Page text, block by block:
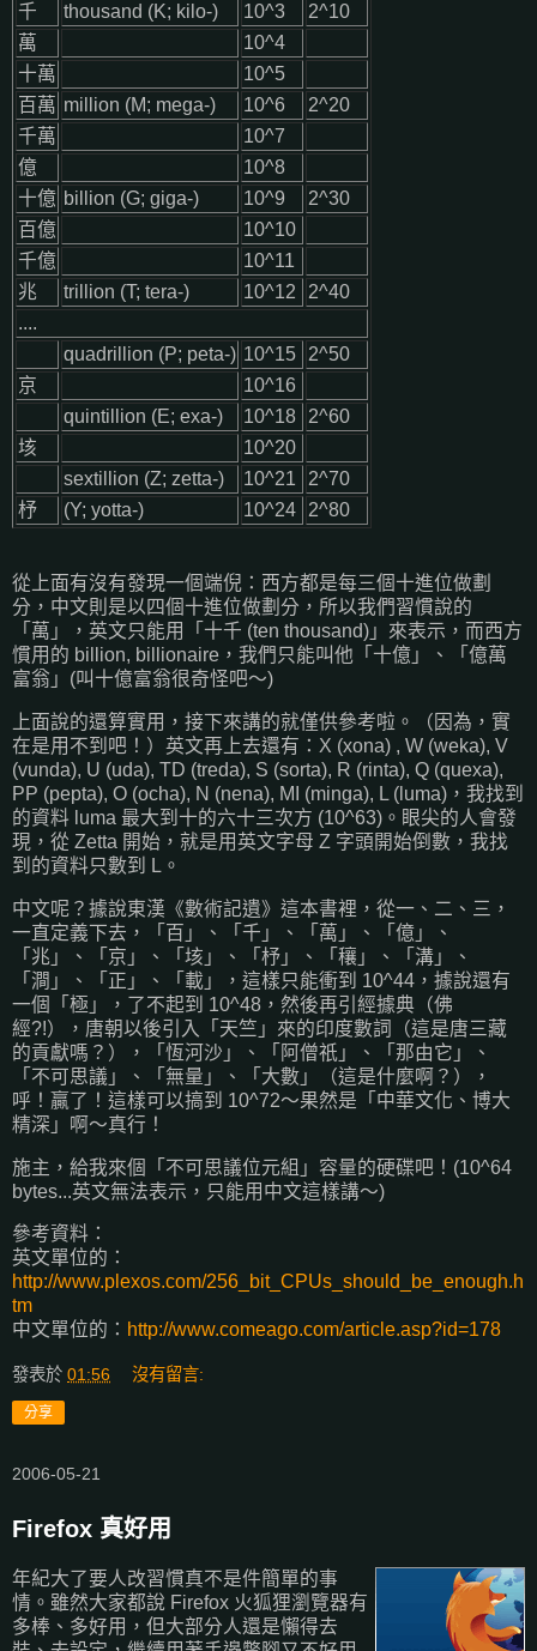
千
thousand (K; kilo-) 10^3
2^10
萬
10^4
十萬
10^5
百萬 million (M; mega-) 10^6
2^20
千萬
10^7
億
10^8
十億 billion (G; giga-) 10^9
2^30
百億
10^10
千億
10^11
兆
trillion (T; tera-) 10^12
2^40
....
quadrillion (P; peta-) 10^15
2^50
京
10^16
quintillion (E; exa-)
10^18
2^60
垓
10^20
sextillion (Z; zetta-)
10^21
2^70
杼
(Y; yotta-) 10^24 2^80
從上面有沒有發現一個端倪：西方都是每三個十進位做劃
分，中文則是以四個十進位做劃分，所以我們習慣說的
「萬」，英文只能用「十千 (ten thousand)」來表示，而西方
慣用的 billion, billionaire，我們只能叫他「十億」、「億萬
富翁」(叫十億富翁很奇怪吧～)
上面說的還算實用，接下來講的就僅供參考啦。（因為，實
在是用不到吧！）英文再上去還有：X (xona) , W (weka), V
(vunda), U (uda), TD (treda), S (sorta), R (rinta), Q (quexa),
PP (pepta), O (ocha), N (nena), MI (minga), L (luma)，我找到
的資料 luma 最大到十的六十三次方 (10^63)。眼尖的人會發
現，從 Zetta 開始，就是用英文字母 Z 字頭開始倒數，我找
到的資料只數到 L。
中文呢？據說東漢《數術記遺》這本書裡，從一、二、三，
一直定義下去，「百」、「千」、「萬」、「億」、
「兆」、「京」、「垓」、「杼」、「穰」、「溝」、
「澗」、「正」、「載」，這樣只能衝到 10^44，據說還有
一個「極」，了不起到 10^48，然後再引經據典（佛
經?!），唐朝以後引入「天竺」來的印度數詞（這是唐三藏
的貢獻嗎？），「恆河沙」、「阿僧祇」、「那由它」、
「不可思議」、「無量」、「大數」（這是什麼啊？），
呼！贏了！這樣可以搞到 10^72～果然是「中華文化、博大
精深」啊～真行！
施主，給我來個「不可思議位元組」容量的硬碟吧！(10^64
bytes...英文無法表示，只能用中文這樣講～)
參考資料：
英文單位的：
http://www.plexos.com/256_bit_CPUs_should_be_enough.h
tm
中文單位的： http://www.comeago.com/article.asp?id=178
發表於 01:56 沒有留言:
分享
2006-05-21
Firefox 真好用
年紀大了要人改習慣真不是件簡單的事
情。雖然大家都說 Firefox 火狐狸瀏覽器有
多棒、多好用，但大部分人還是懶得去